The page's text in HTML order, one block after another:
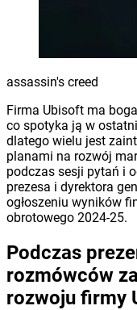
assassin's creed
Firma Ubisoft ma
co spotyka ją w
dlatego wielu jest
planami na rozwój
podczas sesji pytań i
prezesa i dyrektora
ogłoszeniu wyników
obrotowego 2024-25.
Podczas
rozmówców
rozwoju firmy